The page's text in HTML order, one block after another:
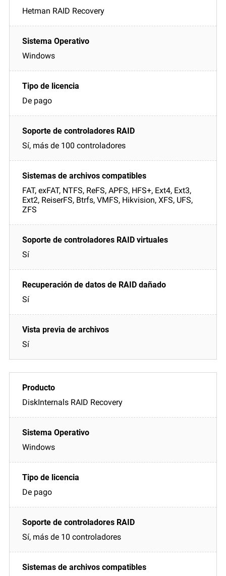
Hetman RAID Recovery
Windows
De pago
Sí, más de 100 controladores
FAT, exFAT, NTFS, ReFS, APFS, HFS+, Ext4, Ext3,
Ext2, ReiserFS, Btrfs, VMFS, Hikvision, XFS, UFS,
ZFS
Sí
Sí
Sí
DiskInternals RAID Recovery
Windows
De pago
Sí, más de 10 controladores